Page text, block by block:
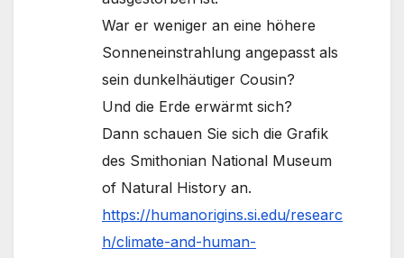
War er weniger an eine höhere
Sonneneinstrahlung angepasst als
sein dunkelhäutiger Cousin?
Und die Erde erwärmt sich?
Dann schauen Sie sich die Grafik
des Smithonian National Museum
of Natural History an.
https://humanorigins.si.edu/researc
h/climate-and-human-